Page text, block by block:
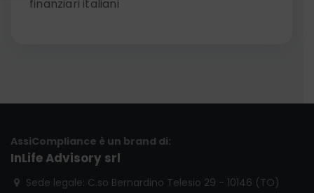
finanziari italiani
AssiCompliance è un brand di:
InLife Advisory srl
Sede legale: C.so Bernardino Telesio 29 - 10146 (TO)